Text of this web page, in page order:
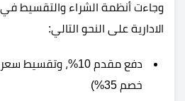
وجاءت أنظمة الشراء والتقسيط
الادارية على النحو التالي:
دفع مقدم 10%،
خصم 35%)